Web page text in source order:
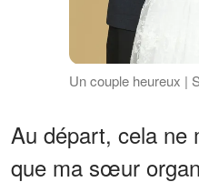
Un couple heureux |
Au départ, cela ne
que ma sœur